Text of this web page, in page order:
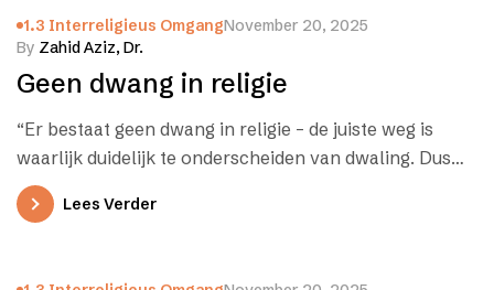
1.3 Interreligieus OmgangNovember 20, 2025
By Zahid Aziz, Dr.
Geen dwang in religie
“Er bestaat geen dwang in religie – de juiste weg is
waarlijk duidelijk te onderscheiden van dwaling. Dus
wie geen…
Lees Verder